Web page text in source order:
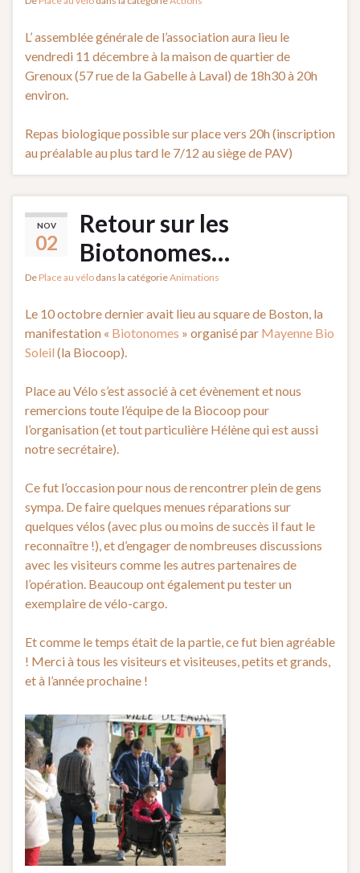
L’ assemblée générale de l’association aura lieu le
vendredi 11 décembre à la maison de quartier de
Grenoux (57 rue de la Gabelle à Laval) de 18h30 à 20h
environ.
Repas biologique possible sur place vers 20h (inscription
au préalable au plus tard le 7/12 au siège de PAV)
NOV
02
Retour sur les
Biotonomes…
De Place au vélo dans la catégorieAnimations
Le 10 octobre dernier avait lieu au square de Boston, la
manifestation « Biotonomes » organisé par Mayenne Bio
Soleil (la Biocoop).
Place au Vélo s’est associé à cet évènement et nous
remercions toute l’équipe de la Biocoop pour
l’organisation (et tout particulière Hélène qui est aussi
notre secrétaire).
Ce fut l’occasion pour nous de rencontrer plein de gens
sympa. De faire quelques menues réparations sur
quelques vélos (avec plus ou moins de succès il faut le
reconnaître !), et d’engager de nombreuses discussions
avec les visiteurs comme les autres partenaires de
l’opération. Beaucoup ont également pu tester un
exemplaire de vélo-cargo.
Et comme le temps était de la partie, ce fut bien agréable
! Merci à tous les visiteurs et visiteuses, petits et grands,
et à l’année prochaine !